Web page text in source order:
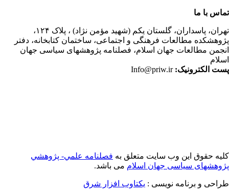
با ما
پاسداران، گلستان یکم (شهید مؤمن نژاد) ، پلاک ۱۲۴،
مطالعات فرهنگی و اجتماعی، ساختمان کتابخانه، دفتر
مطالعات جهان اسلام، فصلنامه پژوهشهای سیاسی جهان
الکترونیک:Info@priw.ir
حقوق این وب سایت متعلق بهفصلنامه علمي- پژوهشي
سیاسی جهان اسلاممی باشد.
و برنامه نویسی : یکتاوب افزار شرق